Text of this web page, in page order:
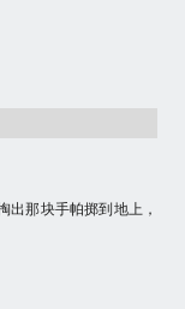
那块手帕掷到地上，